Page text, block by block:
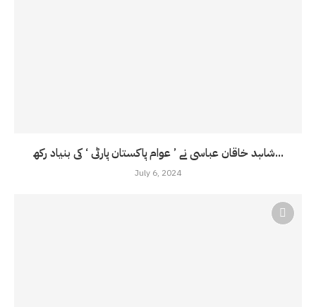
شاہد خاقان عباسی نے ’ عوام پاکستان پارٹی ‘ کی بنیاد رکھ...
July 6, 2024